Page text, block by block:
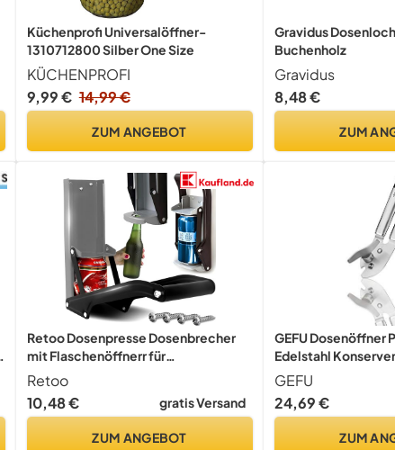
Küchenprofi Universalöffner-
1310712800 Silber One Size
KÜCHENPROFI
9,99 € 14,99 €
ZUM ANGEBOT
Gravidus
Buchenholz
Gravidus
8,48 €
ZUM
Retoo Dosenpresse Dosenbrecher
mit Flaschenöffnerr für
Wandmontage, Bierdosenpresse für
Getränkedosen 500 ml, Recycling
Werkzeug für zu Hause, Crusher-
Schwarz
Retoo
10,48 €
gratis Versand
ZUM ANGEBOT
GEFU Dosenöffner
Edelstahl
Kapselheber
GEFU
24,69 €
ZUM